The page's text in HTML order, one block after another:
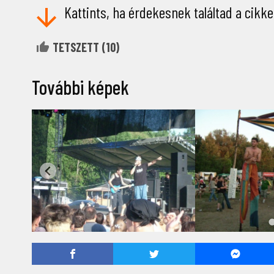
Kattints, ha érdekesnek találtad a
TETSZETT (10)
További képek